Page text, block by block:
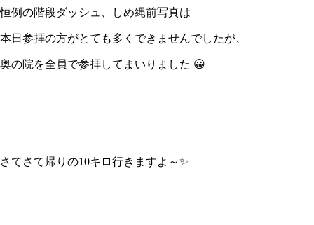
恒例の階段ダッシュ、しめ縄前写真は
本日参拝の方がとても多くできませんでしたが、
奥の院を全員で参拝してまいりました 😀
さてさて帰りの10キロ行きますよ～✨